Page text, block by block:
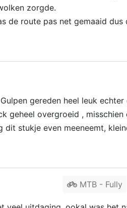
zorgde.
de route pas net gemaaid
gereden heel leuk
geheel overgroeid ,
dit stukje even meeneemt,
MTB - Fully